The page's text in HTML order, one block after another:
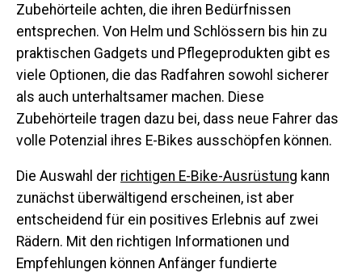
Zubehörteile achten, die ihren Bedürfnissen
entsprechen. Von Helm und Schlössern bis hin zu
praktischen Gadgets und Pflegeprodukten gibt es
viele Optionen, die das Radfahren sowohl sicherer
als auch unterhaltsamer machen. Diese
Zubehörteile tragen dazu bei, dass neue Fahrer das
volle Potenzial ihres E-Bikes ausschöpfen können.
Die Auswahl der richtigen E-Bike-Ausrüstung kann
zunächst überwältigend erscheinen, ist aber
entscheidend für ein positives Erlebnis auf zwei
Rädern. Mit den richtigen Informationen und
Empfehlungen können Anfänger fundierte